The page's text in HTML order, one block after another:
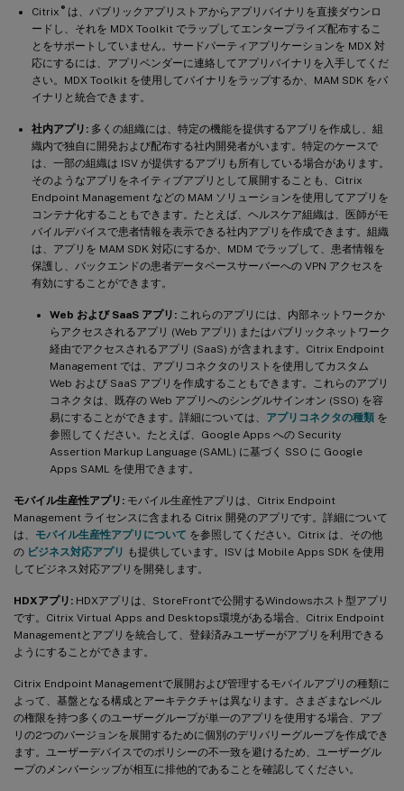
Citrix ®は、パブリックアプリストアからアプリバイナリを直接ダウンロ
ードし、それを MDX Toolkit でラップしてエンタープライズ配布するこ
とをサポートしていません。サードパーティアプリケーションを MDX 対
応にするには、アプリベンダーに連絡してアプリバイナリを入手してくだ
さい。MDX Toolkit を使用してバイナリをラップするか、MAM SDK をバ
イナリと統合できます。
社内アプリ: 多くの組織には、特定の機能を提供するアプリを作成し、組
織内で独自に開発および配布する社内開発者がいます。特定のケースで
は、一部の組織は ISV が提供するアプリも所有している場合があります。
そのようなアプリをネイティブアプリとして展開することも、Citrix
Endpoint Management などの MAM ソリューションを使用してアプリを
コンテナ化することもできます。たとえば、ヘルスケア組織は、医師がモ
バイルデバイスで患者情報を表示できる社内アプリを作成できます。組織
は、アプリを MAM SDK 対応にするか、MDM でラップして、患者情報を
保護し、バックエンドの患者データベースサーバーへの VPN アクセスを
有効にすることができます。
Web および SaaS アプリ: これらのアプリには、内部ネットワークか
らアクセスされるアプリ (Web アプリ) またはパブリックネットワーク
経由でアクセスされるアプリ (SaaS) が含まれます。Citrix Endpoint
Management では、アプリコネクタのリストを使用してカスタム
Web および SaaS アプリを作成することもできます。これらのアプリ
コネクタは、既存の Web アプリへのシングルサインオン (SSO) を容
易にすることができます。詳細については、 アプリコネクタの種類 を
参照してください。たとえば、Google Apps への Security
Assertion Markup Language (SAML) に基づく SSO に Google
Apps SAML を使用できます。
モバイル生産性アプリ: モバイル生産性アプリは、Citrix Endpoint
Management ライセンスに含まれる Citrix 開発のアプリです。詳細について
は、 モバイル生産性アプリについて を参照してください。Citrix は、その他
の ビジネス対応アプリ も提供しています。ISV は Mobile Apps SDK を使用
してビジネス対応アプリを開発します。
HDXアプリ: HDXアプリは、StoreFrontで公開するWindowsホスト型アプリ
です。Citrix Virtual Apps and Desktops環境がある場合、Citrix Endpoint
Managementとアプリを統合して、登録済みユーザーがアプリを利用できる
ようにすることができます。
Citrix Endpoint Managementで展開および管理するモバイルアプリの種類に
よって、基盤となる構成とアーキテクチャは異なります。さまざまなレベル
の権限を持つ多くのユーザーグループが単一のアプリを使用する場合、アプ
リの2つのバージョンを展開するために個別のデリバリーグループを作成でき
ます。ユーザーデバイスでのポリシーの不一致を避けるため、ユーザーグル
ープのメンバーシップが相互に排他的であることを確認してください。